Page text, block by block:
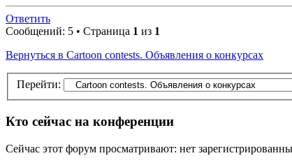
Ответить
Сообщений: 5 • Страница 1 из 1
Вернуться в Cartoon contests. Объявления о конкурсах
Перейти:
Кто сейчас на конференции
Сейчас этот форум просматривают: нет